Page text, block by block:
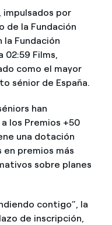
, impulsados por
de la Fundación
la Fundación
02:59 Films,
como el mayor
sénior de España.
han
los Premios +50
una dotación
premios más
sobre planes
contigo”, la
de inscripción,